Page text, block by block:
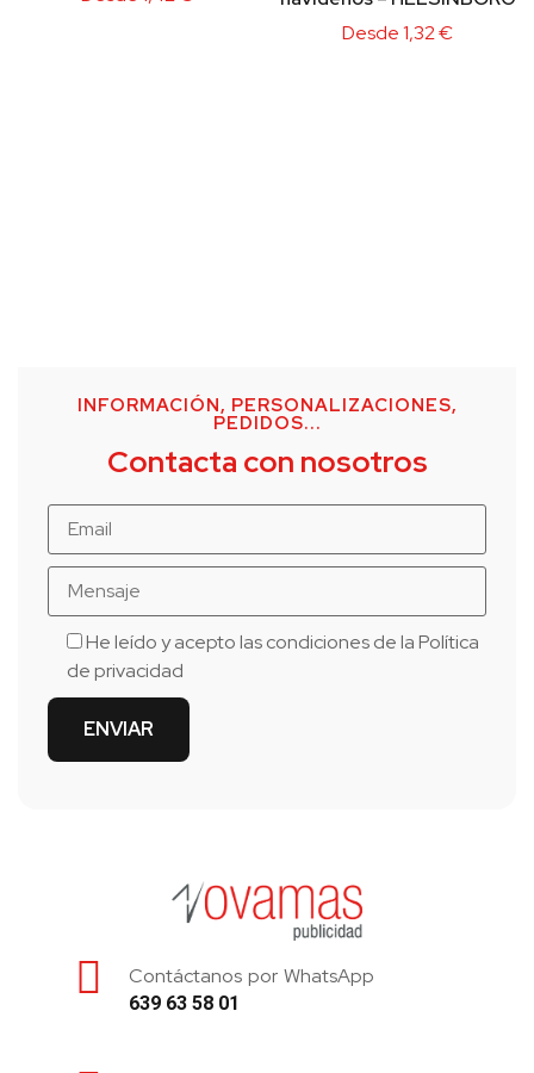
Desde1,32€
INFORMACIÓN, PERSONALIZACIONES,
PEDIDOS...
Contacta con nosotros
He leído y acepto las condiciones de laPolítica
de privacidad
Contáctanos por WhatsApp
639 63 58 01